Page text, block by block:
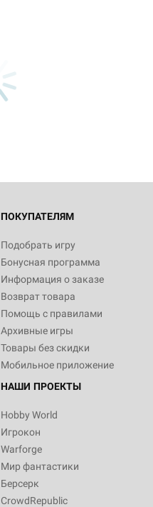
ПОКУПАТЕЛЯМ
Подобрать игру
Бонусная программа
Информация о заказе
Возврат товара
Помощь с правилами
Архивные игры
Товары без скидки
Мобильное приложение
НАШИ ПРОЕКТЫ
Hobby World
Игрокон
Warforge
Мир фантастики
Берсерк
CrowdRepublic